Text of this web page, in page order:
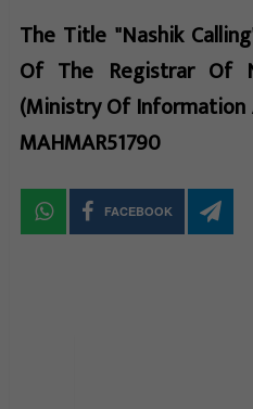
The Title "Nashik
Of The Registrar Of
(Ministry Of Information
MAHMAR51790
FACEBOOK